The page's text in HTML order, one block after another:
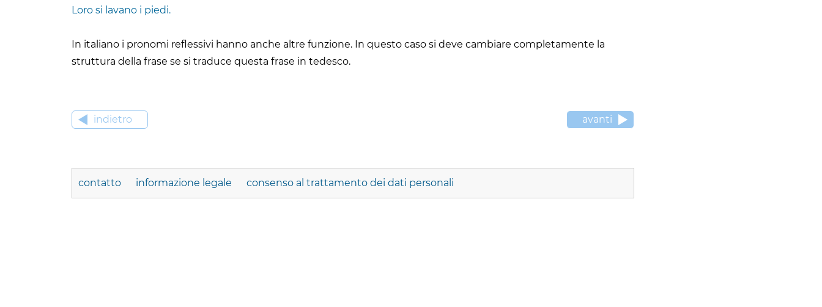
Loro si lavano i piedi.
In italiano i pronomi reflessivi hanno anche altre funzione. In questo caso si deve cambiare completamente la
struttura della frase se si traduce questa frase in tedesco.
indietro avanti
contatto informazione legale consenso al trattamento dei dati personali